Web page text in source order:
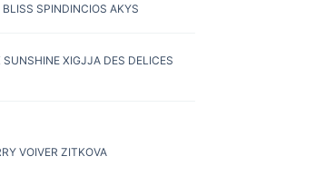
SPINDINCIOS AKYS
XIGJJA DES DELICES
VOIVER ZITKOVA